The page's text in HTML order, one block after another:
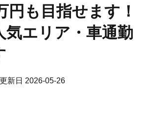
円も目指せます！
気エリア・車通勤
新日 2026-05-26